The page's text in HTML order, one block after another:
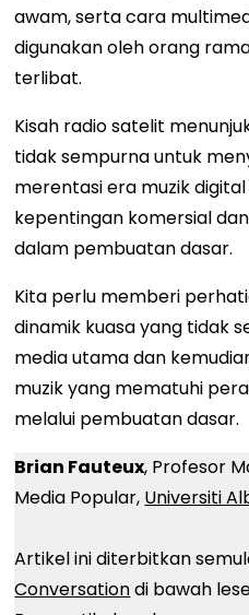
awam, serta cara
digunakan oleh orang
terlibat.
Kisah radio satelit
tidak sempurna untuk
merentasi era muzik
kepentingan komersial
dalam pembuatan dasar.
Kita perlu memberi
dinamik kuasa yang tidak
media utama dan
muzik yang mematuhi
melalui pembuatan dasar.
Brian Fauteux, Profesor
Media Popular, Universiti
Artikel ini diterbitkan
Conversationdi bawah